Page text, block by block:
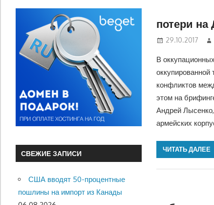
потери на
29.10.2017
В
оккупированной
конфликтов
этом на
Андрей
армейских
ЧИТАТЬ ДАЛЕЕ
СВЕЖИЕ ЗАПИСИ
США вводят 50-процентные
пошлины на импорт из Канады